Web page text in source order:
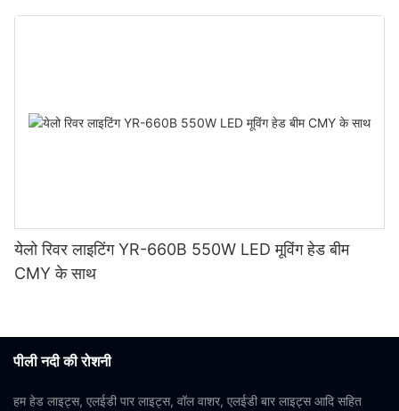
येलो रिवर लाइटिंग YR-660B 550W LED मूविंग हेड बीम
CMY के साथ
पीली नदी की रोशनी
हम हेड लाइट्स, एलईडी पार लाइट्स, वॉल वाशर, एलईडी बार लाइट्स आदि सहित